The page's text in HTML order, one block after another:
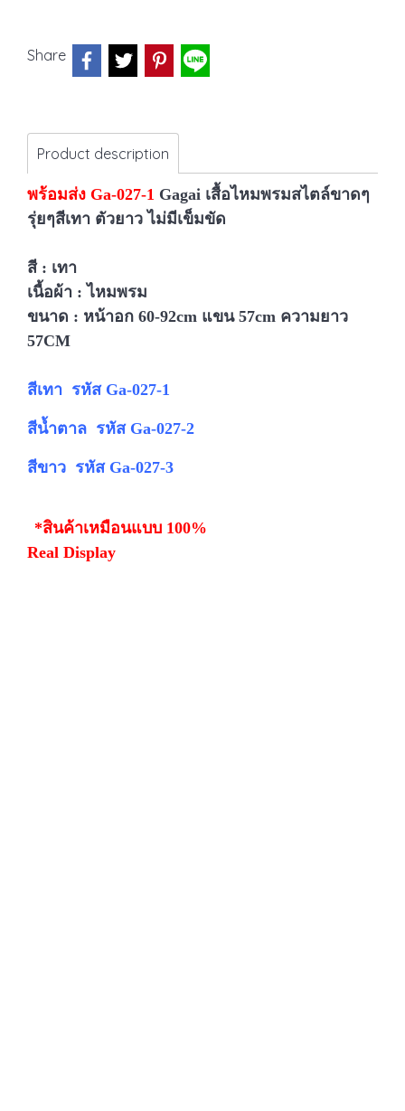
Share
Product description
พร้อมส่ง Ga-027-1 Gagai เสื้อไหมพรมสไตล์ขาดๆ
รุ่ยๆสีเทา ตัวยาว ไม่มีเข็มขัด
สี : เทา
เนื้อผ้า : ไหมพรม
ขนาด : หน้าอก 60-92cm แขน 57cm ความยาว
57CM
สีเทา รหัส Ga-027-1
สีน้ำตาล รหัส Ga-027-2
สีขาว รหัส Ga-027-3
*สินค้าเหมือนแบบ 100%
Real Display